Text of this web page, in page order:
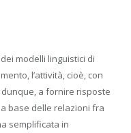
modelli linguistici di
l’attività, cioè, con
a fornire risposte
base delle relazioni fra
semplificata in